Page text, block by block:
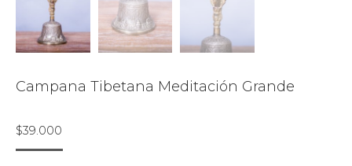
Campana Tibetana Meditación Grande
$39.000